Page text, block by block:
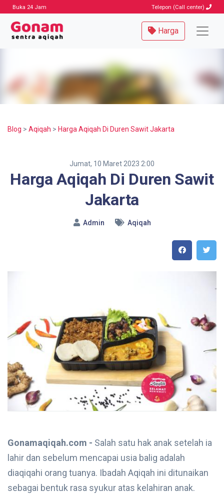
Buka 24 Jam Telepon (Call center)
Harga
Blog > Aqiqah > Harga Aqiqah Di Duren Sawit Jakarta
Jumat, 10 Maret 2023 2:00
Harga Aqiqah Di Duren Sawit
Jakarta
Admin Aqiqah
Gonamaqiqah.com - Salah satu hak anak setelah ia
lahir dan sebelum mencapai usia balig adalah
diaqiqahi orang tuanya. Ibadah Aqiqah ini ditunaikan
sebagai bentuk rasa syukur atas kelahiran anak.